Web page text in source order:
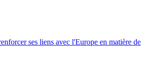
ses liens avec l'Europe en matière de